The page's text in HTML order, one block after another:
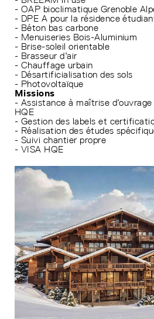
- OAP bioclimatique Grenoble
- DPE A pour la résidence
- Béton bas carbone
- Menuiseries Bois-Aluminium
- Brise-soleil orientable
- Brasseur d’air
- Chauffage urbain
- Désartificialisation des sols
- Photovoltaïque
Missions
- Assistance à maîtrise
HQE
- Gestion des labels et
- Réalisation des études
- Suivi chantier propre
- VISA HQE